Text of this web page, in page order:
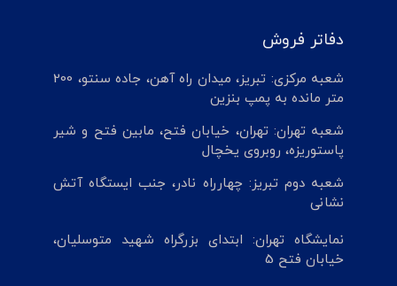
دفاتر فروش
شعبه مرکزی: تبریز، میدان راه آهن، جاده سنتو، 200
متر مانده به پمپ بنزین
شعبه تهران: تهران، خیابان فتح، مابین فتح و شیر
پاستوریزه، روبروی یخچال
شعبه دوم تبریز: چهارراه نادر، جنب ایستگاه آتش
نشانی
نمایشگاه تهران: ابتدای بزرگراه شهید متوسلیان،
خیابان فتح 5